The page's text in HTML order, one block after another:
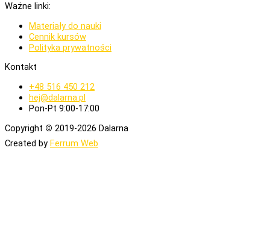
Ważne linki:
Materiały do nauki
Cennik kursów
Polityka prywatności
Kontakt
+48 516 450 212
hej@dalarna.pl
Pon-Pt 9:00-17:00
Copyright © 2019-2026 Dalarna
Created by Ferrum Web